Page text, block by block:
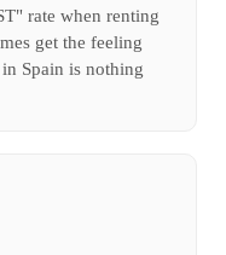
rate when renting
get the feeling
Spain is nothing